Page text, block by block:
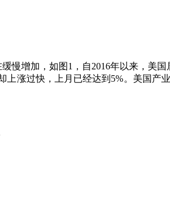
慢增加，如图1，自2016年以来，美
上涨过快，上月已经达到5%。美国产